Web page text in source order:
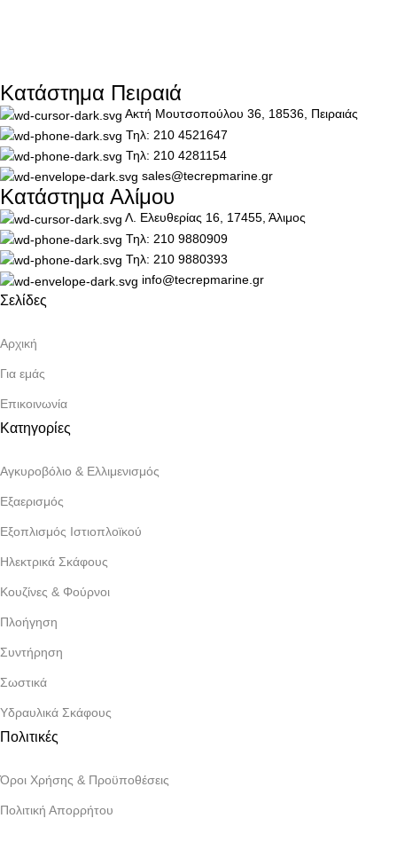
Κατάστημα Πειραιά
Ακτή Μουτσοπούλου 36, 18536, Πειραιάς
Τηλ: 210 4521647
Τηλ: 210 4281154
sales@tecrepmarine.gr
Κατάστημα Αλίμου
Λ. Ελευθερίας 16, 17455, Άλιμος
Τηλ: 210 9880909
Τηλ: 210 9880393
info@tecrepmarine.gr
Σελίδες
Αρχική
Για εμάς
Επικοινωνία
Κατηγορίες
Αγκυροβόλιο & Ελλιμενισμός
Εξαερισμός
Εξοπλισμός Ιστιοπλοϊκού
Ηλεκτρικά Σκάφους
Κουζίνες & Φούρνοι
Πλοήγηση
Συντήρηση
Σωστικά
Υδραυλικά Σκάφους
Πολιτικές
Όροι Χρήσης & Προϋποθέσεις
Πολιτική Απορρήτου